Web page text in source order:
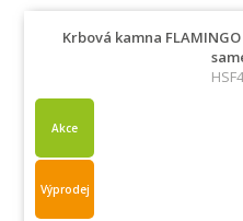
Krbová kamna
Akce
Výprodej